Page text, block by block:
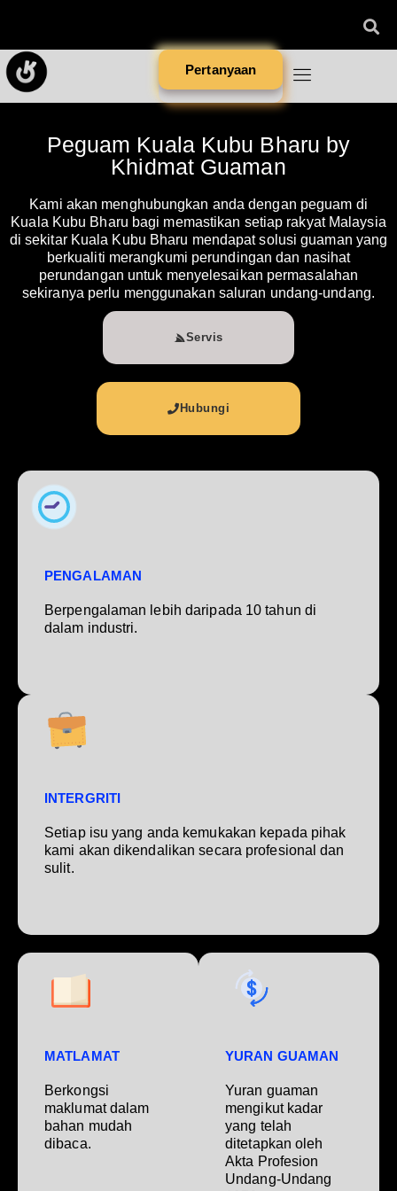
Pertanyaan
Peguam Kuala Kubu Bharu by
Khidmat Guaman
Kami akan menghubungkan anda dengan peguam di
Kuala Kubu Bharu bagi memastikan setiap rakyat Malaysia
di sekitar Kuala Kubu Bharu mendapat solusi guaman yang
berkualiti merangkumi perundingan dan nasihat
perundangan untuk menyelesaikan permasalahan
sekiranya perlu menggunakan saluran undang-undang.
Servis
Hubungi
PENGALAMAN
Berpengalaman lebih daripada 10 tahun di
dalam industri.
INTERGRITI
Setiap isu yang anda kemukakan kepada pihak
kami akan dikendalikan secara profesional dan
sulit.
MATLAMAT
Berkongsi
maklumat dalam
bahan mudah
dibaca.
YURAN GUAMAN
Yuran guaman
mengikut kadar
yang telah
ditetapkan oleh
Akta Profesion
Undang-Undang